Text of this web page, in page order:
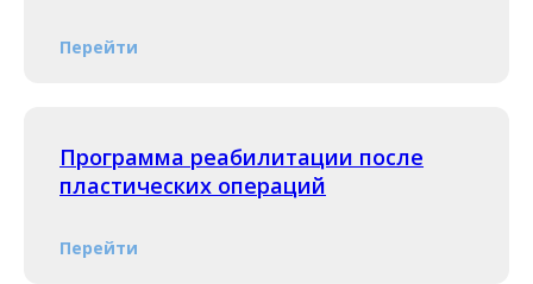
Перейти
Программа реабилитации после
пластических операций
Перейти